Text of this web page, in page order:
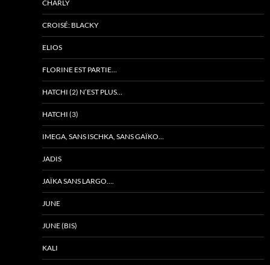
CHARLY
CROISÉ: BLACKY
ELIOS
FLORINE EST PARTIE…
HATCHI (2) N’EST PLUS…
HATCHI (3)
IMEGA, SANS ISCHKA, SANS GAÏKO…
JADIS
JAÏKA SANS LARGO….
JUNE
JUNE (BIS)
KALI